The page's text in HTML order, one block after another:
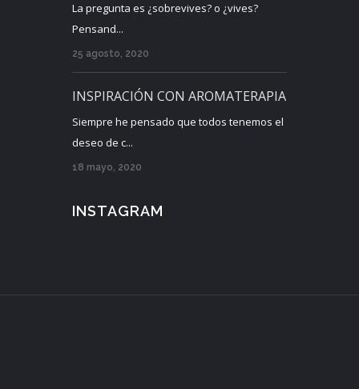
La pregunta es ¿sobrevives? o ¿vives?
Pensand...
25 agosto, 2020
INSPIRACIÓN CON AROMATERAPIA
Siempre he pensado que todos tenemos el
deseo de c...
18 mayo, 2020
INSTAGRAM